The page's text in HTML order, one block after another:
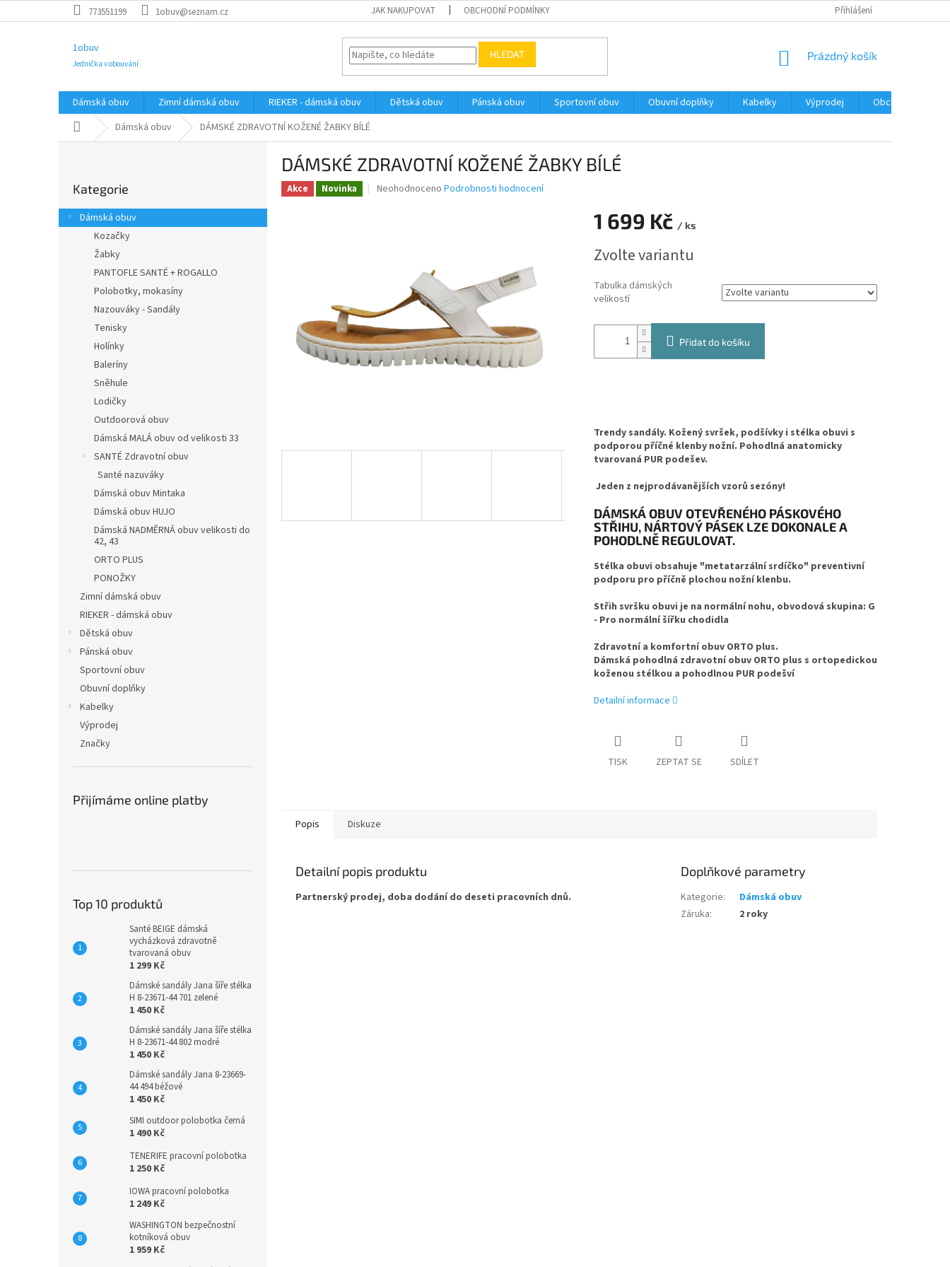
na
773551199 1obuv@seznam.cz JAK NAKUPOVAT OBCHODNÍ PODMÍNKY Přihlášení
1obuv
Jednička v obouvání
HLEDAT
NÁKUPNÍ
Prázdný košík
Dámská obuv Zimní dámská obuv RIEKER - dámská obuv Dětská obuv Pánská obuv Sportovní obuv Obuvní doplňky Kabelky Výprodej
Obchodní
Domů Dámská obuv DÁMSKÉ ZDRAVOTNÍ KOŽENÉ ŽABKY BÍLÉ
r
a
kategorie
Kategorie
Dámská obuv
Kozačky
Žabky
PANTOFLE SANTÉ + ROGALLO
Polobotky, mokasíny
Nazouváky - Sandály
Tenisky
Holínky
Baleríny
Sněhule
Lodičky
Outdoorová obuv
Dámská MALÁ obuv od velikosti 33
SANTÉ Zdravotní obuv
Santé nazuváky
Dámská obuv Mintaka
Dámská obuv HUJO
Dámská NADMĚRNÁ obuv velikosti do
42, 43
ORTO PLUS
PONOŽKY
Zimní dámská obuv
RIEKER - dámská obuv
Dětská obuv
Pánská obuv
Sportovní obuv
Obuvní doplňky
Kabelky
Výprodej
Značky
Přijímáme online platby
Top 10 produktů
Santé BEIGE dámská
vycházková zdravotně
tvarovaná obuv
1 299 Kč
Dámské sandály Jana šíře stélka
H 8-23671-44 701 zelené
1 450 Kč
Dámské sandály Jana šíře stélka
H 8-23671-44 802 modré
1 450 Kč
Dámské sandály Jana 8-23669-
44 494 béžové
1 450 Kč
SIMI outdoor polobotka černá
1 490 Kč
TENERIFE pracovní polobotka
1 250 Kč
IOWA pracovní polobotka
1 249 Kč
WASHINGTON bezpečnostní
kotníková obuv
1 959 Kč
DÁMSKÉ ZDRAVOTNÍ KOŽENÉ ŽABKY BÍLÉ
Akce Novinka
Průměrné
hvězdiček.
Neohodnoceno Podrobnosti hodnocení
1 699 Kč / ks
cena:
Zvolte variantu
Tabulka dámských
velikostí
Přidat do košíku
Trendy sandály. Kožený svršek, podšívky i stélka obuvi s
podporou příčné klenby nožní. Pohodlná anatomicky
tvarovaná PUR podešev.
Jeden z nejprodávanějších vzorů sezóny!
DÁMSKÁ OBUV OTEVŘENÉHO PÁSKOVÉHO
STŘIHU, NÁRTOVÝ PÁSEK LZE DOKONALE A
POHODLNĚ REGULOVAT.
Stélka obuvi obsahuje "metatarzální srdíčko" preventivní
podporu pro příčně plochou nožní klenbu.
Střih svršku obuvi je na normální nohu, obvodová skupina: G
- Pro normální šířku chodidla
Zdravotní a komfortní obuv ORTO plus.
Dámská pohodlná zdravotní obuv ORTO plus s ortopedickou
koženou stélkou a pohodlnou PUR podešví
Detailní informace
TISK ZEPTAT SE SDÍLET
Popis Diskuze
Detailní popis produktu
Partnerský prodej, doba dodání do deseti pracovních dnů.
Doplňkové parametry
Kategorie:
Dámská obuv
Záruka: 2 roky